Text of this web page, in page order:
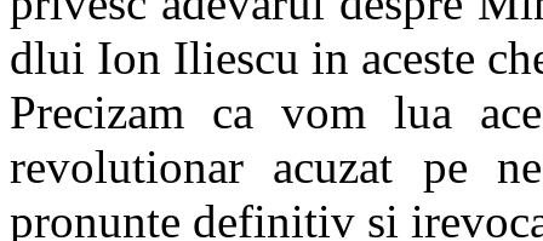
dlui Ion Iliescu in aceste
Precizam ca vom lua
revolutionar acuzat pe
pronunte definitiv si